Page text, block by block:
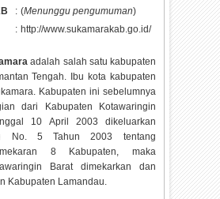
: (Menunggu pengumuman)
: http://www.sukamarakab.go.id/
adalah salah satu kabupaten
Tengah. Ibu kota kabupaten
Kabupaten ini sebelumnya
dari Kabupaten Kotawaringin
10 April 2003 dikeluarkan
No. 5 Tahun 2003 tentang
8 Kabupaten, maka
Barat dimekarkan dan
Kabupaten Lamandau.